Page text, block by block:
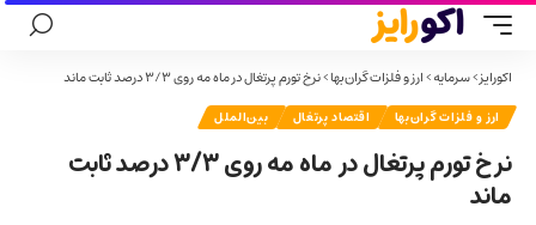
اکورایز>سرمایه>ارز و فلزات گران‌بها>نرخ تورم پرتغال در ماه مه روی ۳/۳ درصد ثابت ماند
ارز و فلزات گران‌بها اقتصاد پرتغال بین‌الملل
نرخ تورم پرتغال در ماه مه روی ۳/۳ درصد ثابت
ماند